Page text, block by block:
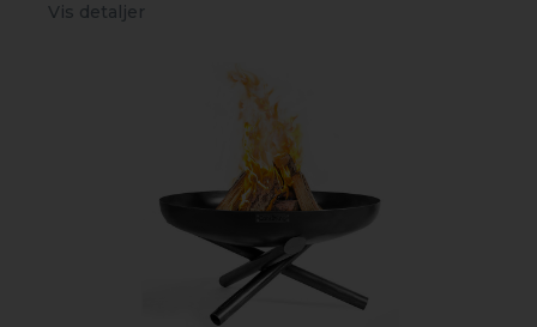
Vis detaljer
TRIPOD GRILL MED RIST
Cook King Tripod grill/stativgrill har en høyde på 210 cm
og er en perfekt grill for herlige grillmåltider ute i
naturen eller i hagen. Som varmekilde til grillen kan du